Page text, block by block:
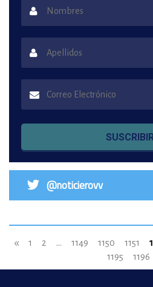
@noticierovv
« 1 2 ... 1149 1150 1151
1195
1196